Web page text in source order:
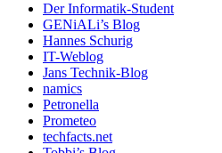
Der Informatik-Student
GENiALi’s Blog
Hannes Schurig
IT-Weblog
Jans Technik-Blog
namics
Petronella
Prometeo
techfacts.net